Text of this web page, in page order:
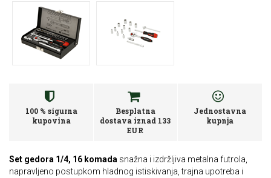
100 % sigurna
kupovina
Besplatna
dostava iznad 133
EUR
Jednostavna
kupnja
Set gedora 1/4, 16 komada snažna i izdržljiva metalna futrola,
napravljeno postupkom hladnog istiskivanja, trajna upotreba i